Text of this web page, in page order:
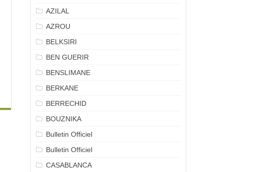
AZILAL
AZROU
BELKSIRI
BEN GUERIR
BENSLIMANE
BERKANE
BERRECHID
BOUZNIKA
Bulletin Officiel
Bulletin Officiel
CASABLANCA